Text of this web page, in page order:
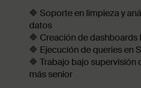
🔷 Soporte en limpieza y
datos
🔷 Creación de dashboards
🔷 Ejecución de queries en
🔷 Trabajo bajo supervisión
más senior